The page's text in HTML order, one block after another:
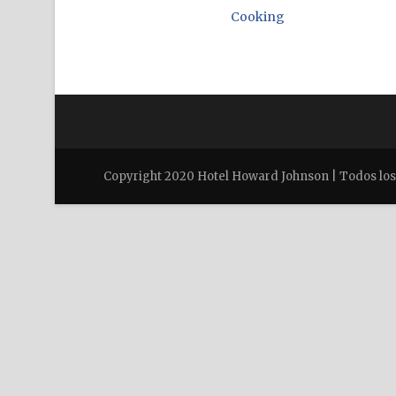
Cooking
Copyright 2020 Hotel Howard Johnson | Todos